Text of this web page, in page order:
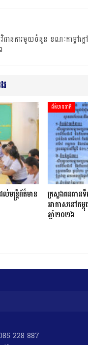
នការមួយចំនួន ខណៈកម្ដៅក្ដៅ
មន្ត្រីព័ត៌មាន
ព័ត៌មានជាតិ
ក្រសួងធនធាន
អាកាសនៅកម្
ឆ្នាំ២០២៦
228 887